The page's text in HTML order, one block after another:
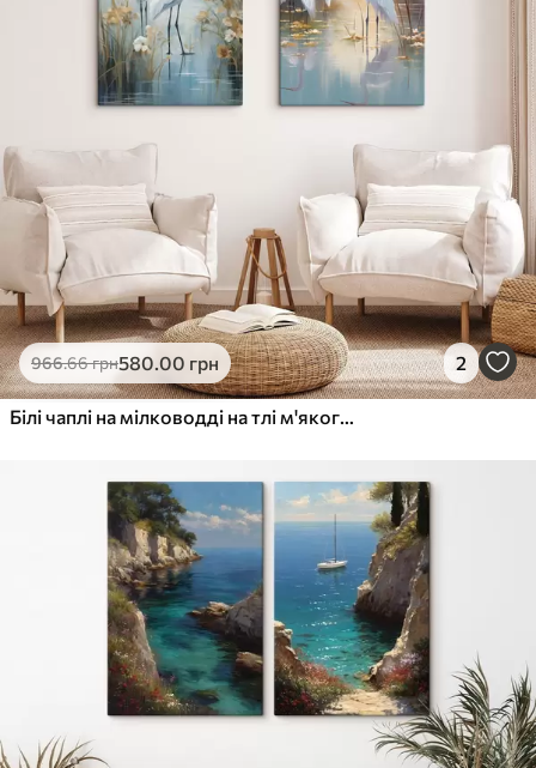
966.66грн580.00 грн 2
Білі чаплі на мілководді на тлі м'якого, розмитого пейзажу, пейзажне мистецтво